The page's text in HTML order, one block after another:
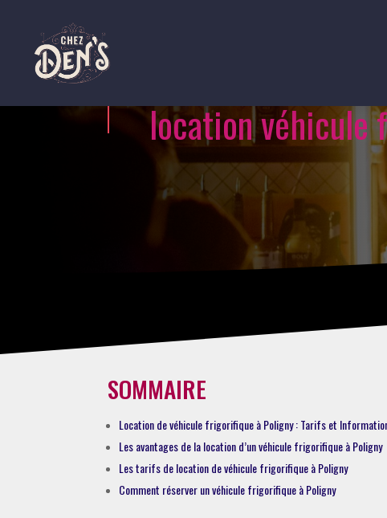
location
SOMMAIRE
Location de véhicule frigorifique à Poligny : Tarifs et
Les avantages de la location d’un véhicule frigorifique à Poligny
Les tarifs de location de véhicule frigorifique à Poligny
Comment réserver un véhicule frigorifique à Poligny